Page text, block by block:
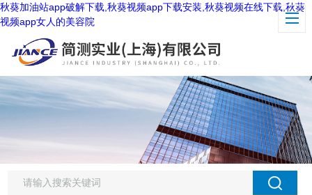
秋葵加油站app破解下载,秋葵视频app下载安装,秋葵视频在线下载,秋葵
视频app女人的美容院